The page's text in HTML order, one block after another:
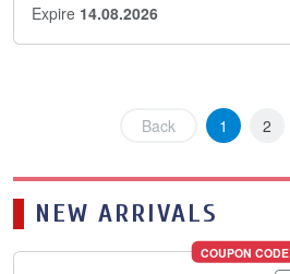
Expire 14.08.2026
Back 1 2
NEW ARRIVALS
COUPON CODE